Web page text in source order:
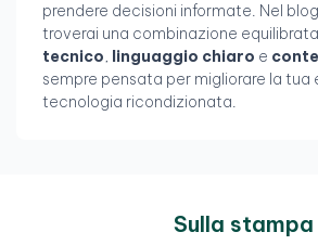
prendere decisioni informate. Nel
troverai una combinazione
tecnico, linguaggio chiaro e
sempre pensata per migliorare la tua
tecnologia ricondizionata.
Sulla stampa